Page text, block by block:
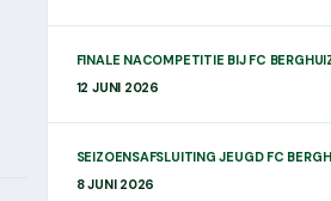
FINALE NACOMPETITIE BIJ FC
12 JUNI 2026
SEIZOENSAFSLUITING JEUGD FC
8 JUNI 2026